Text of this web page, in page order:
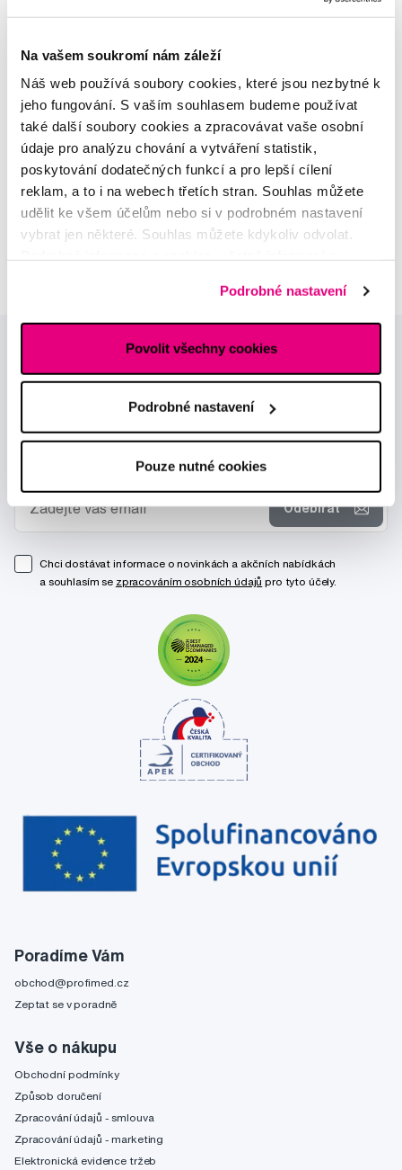
Na vašem soukromí nám záleží
Náš web používá soubory cookies, které jsou nezbytné k
jeho fungování. S vaším souhlasem budeme používat
také další soubory cookies a zpracovávat vaše osobní
údaje pro analýzu chování a vytváření statistik,
poskytování dodatečných funkcí a pro lepší cílení
reklam, a to i na webech třetích stran. Souhlas můžete
udělit ke všem účelům nebo si v podrobném nastavení
vybrat jen některé. Souhlas můžete kdykoliv odvolat.
Podrobné nastavení
Povolit všechny cookies
Podrobné nastavení
Pouze nutné cookies
Odborná zubní konzultace –
Alena Růžičková
odborná konzultace dětského
MUDr. Alžběta Smetanová
atestovaná lékařka
Poradíme Vám
obchod@profimed.cz
Zeptat se v poradně
Vše o nákupu
Obchodní podmínky
Způsob doručení
Zpracování údajů - smlouva
Zpracování údajů - marketing
Elektronická evidence tržeb
Odebírat
Chci dostávat informace o novinkách a akčních nabídkách
a souhlasím se zpracováním osobních údajů pro tyto účely.